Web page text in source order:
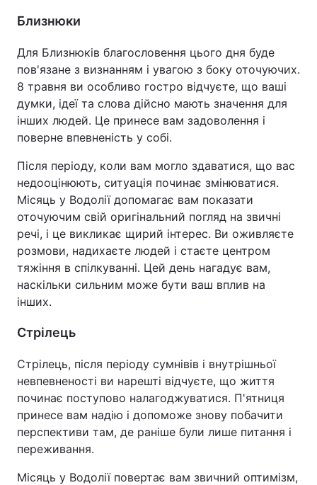
Близнюки
Для Близнюків благословення цього дня буде
пов'язане з визнанням і увагою з боку оточуючих.
8 травня ви особливо гостро відчуєте, що ваші
думки, ідеї та слова дійсно мають значення для
інших людей. Це принесе вам задоволення і
поверне впевненість у собі.
Після періоду, коли вам могло здаватися, що вас
недооцінюють, ситуація починає змінюватися.
Місяць у Водолії допомагає вам показати
оточуючим свій оригінальний погляд на звичні
речі, і це викликає щирий інтерес. Ви оживляєте
розмови, надихаєте людей і стаєте центром
тяжіння в спілкуванні. Цей день нагадує вам,
наскільки сильним може бути ваш вплив на
інших.
Стрілець
Стрілець, після періоду сумнівів і внутрішньої
невпевненості ви нарешті відчуєте, що життя
починає поступово налагоджуватися. П'ятниця
принесе вам надію і допоможе знову побачити
перспективи там, де раніше були лише питання і
переживання.
Місяць у Водолії повертає вам звичний оптимізм,